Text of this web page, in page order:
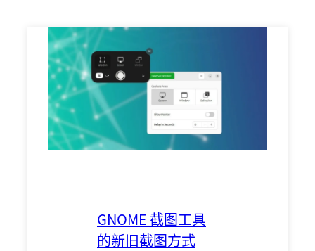
GNOME 截图工具
的新旧截图方式